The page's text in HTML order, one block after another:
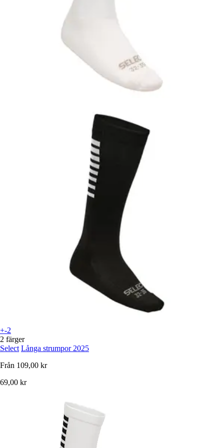
+-2
2 färger
Select Långa strumpor 2025
Från 109,00 kr
69,00 kr